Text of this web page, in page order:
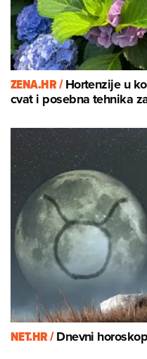
ZENA.HR /Hortenzije u
cvat i posebna tehnika
NET.HR /Dnevni